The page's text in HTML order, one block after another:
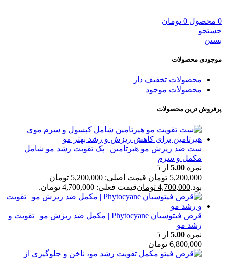
0 محصول 0 تومان
جستجو
بستن
موجودی محصولات
محصولات تخفیف دار
محصولات موجود
پرفروش ترین محصولات
ست ضد ریزش مو هیرتامین | پک تقویت رشد مو شامل
مکمل و سرم
نمره 5.00 از 5
5,200,000 تومان
قیمت اصلی: 5,200,000 تومان
بود.4,700,000 تومانقیمت فعلی: 4,700,000 تومان.
قرص فیتوسیان Phytocyane | مکمل ضد ریزش مو | تقویت و
رشد مو
نمره 5.00 از 5
6,800,000 تومان